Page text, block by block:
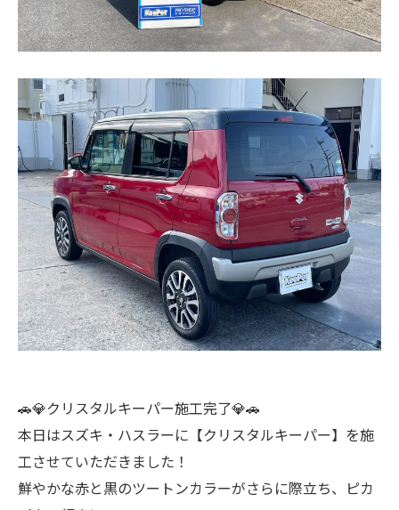
🚗💎クリスタルキーパー施工完了💎🚗
本日はスズキ・ハスラーに【クリスタルキーパー】を施
工させていただきました！
鮮やかな赤と黒のツートンカラーがさらに際立ち、ピカ